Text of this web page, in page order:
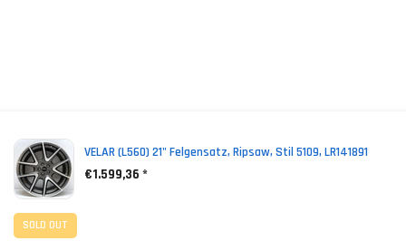
VELAR (L560) 21" Felgensatz, Ripsaw, Stil 5109, LR141891
€1.599,36 *
SOLD OUTAbonniere jetzt unseren Newsletter und erhalte per E-
Mail regelmäßig Infos regelmäßig Infos und exklusive